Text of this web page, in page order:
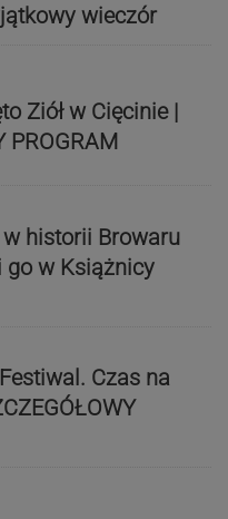
wieczór
Ziół w Cięcinie |
PROGRAM
historii Browaru
go w Książnicy
Czas na